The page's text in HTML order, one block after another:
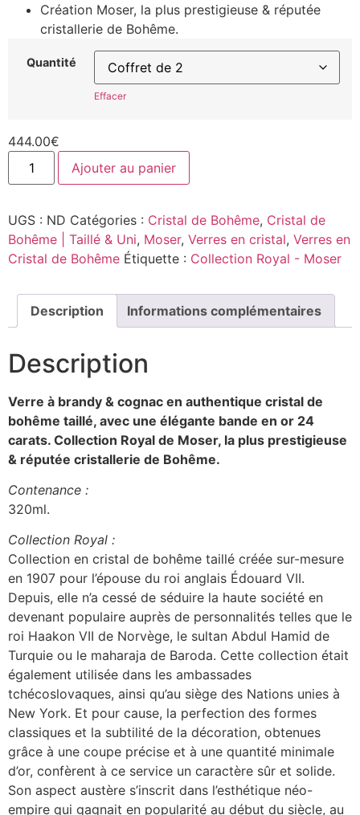
Création Moser, la plus prestigieuse & réputée
cristallerie de Bohême.
Quantité
Effacer
444.00€
Ajouter au panier
UGS : ND Catégories : Cristal de Bohême, Cristal de
Bohême | Taillé & Uni, Moser, Verres en cristal, Verres en
Cristal de Bohême Étiquette : Collection Royal - Moser
Description Informations complémentaires
Description
Verre à brandy & cognac en authentique cristal de
bohême taillé, avec une élégante bande en or 24
carats. Collection Royal de Moser, la plus prestigieuse
& réputée cristallerie de Bohême.
Contenance :
320ml.
Collection Royal :
Collection en cristal de bohême taillé créée sur-mesure
en 1907 pour l’épouse du roi anglais Édouard VII.
Depuis, elle n’a cessé de séduire la haute société en
devenant populaire auprès de personnalités telles que le
roi Haakon VII de Norvège, le sultan Abdul Hamid de
Turquie ou le maharaja de Baroda. Cette collection était
également utilisée dans les ambassades
tchécoslovaques, ainsi qu’au siège des Nations unies à
New York. Et pour cause, la perfection des formes
classiques et la subtilité de la décoration, obtenues
grâce à une coupe précise et à une quantité minimale
d’or, confèrent à ce service un caractère sûr et solide.
Son aspect austère s’inscrit dans l’esthétique néo-
empire qui gagnait en popularité au début du siècle, au